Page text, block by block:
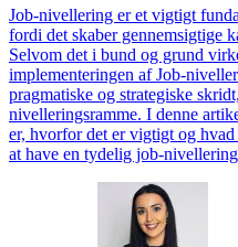
Job-nivellering er et vigtigt
fordi det skaber gennemsigtige
Selvom det i bund og grund
implementeringen af Job-
pragmatiske og strategiske
nivelleringsramme. I denne
er, hvorfor det er vigtigt og
at have en tydelig job-